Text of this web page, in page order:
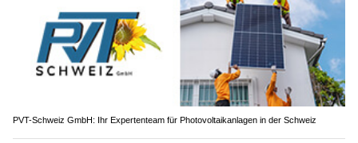
PVT-Schweiz GmbH: Ihr Expertenteam für Photovoltaikanlagen in der Schweiz